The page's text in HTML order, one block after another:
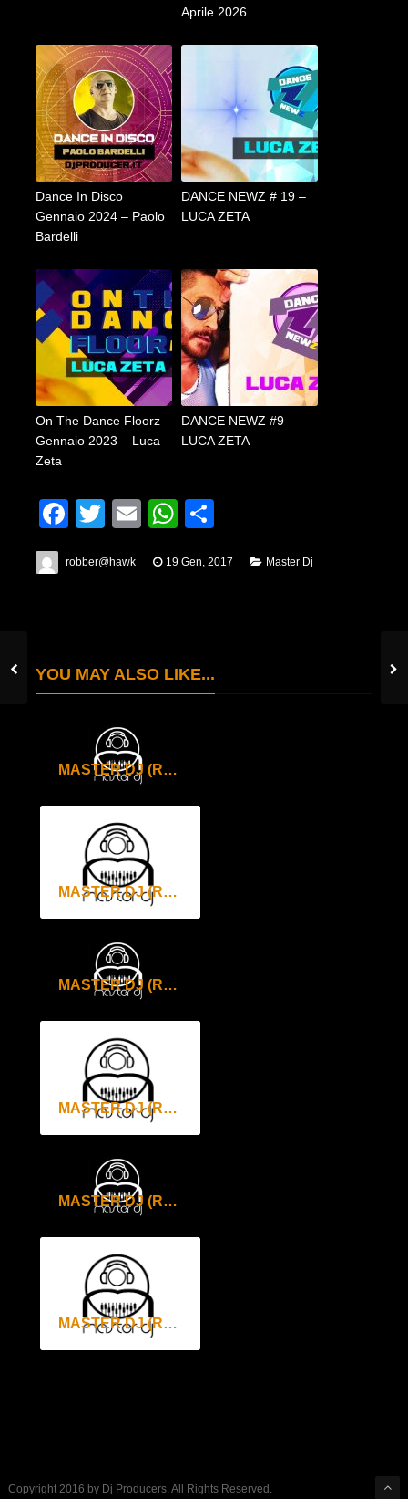
Aprile 2026
Dance In Disco
Gennaio 2024 – Paolo
Bardelli
DANCE NEWZ # 19 –
LUCA ZETA
On The Dance Floorz
Gennaio 2023 – Luca
Zeta
DANCE NEWZ #9 –
LUCA ZETA
Facebook
Twitter
EmailWhatsApp
robber@hawk 19 Gen, 2017 Master Dj
YOU MAY ALSO LIKE...
MASTER DJ (RADIO DANCE NETWORK) 31 MAGGIO 2018
MASTER DJ (RADIO DANCE NETWORK) 24 MAGGIO 2018
MASTER DJ (RADIO DANCE NETWORK) 17 MAGGIO 2018
MASTER DJ (RADIO DANCE NETWORK) 10 MAGGIO 2018
MASTER DJ (RADIO DANCE NETWORK) 3 MAGGIO 2018
MASTER DJ (RADIO DANCE NETWORK) 26 APRILE 2018
Copyright 2016 by Dj Producers. All Rights Reserved.